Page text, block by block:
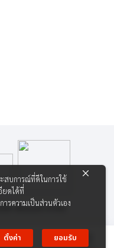
ง เซ็นเตอร์ จำกัด
สบการณ์ที่ดีในการใช้
ยดได้ที่
รความเป็นส่วนตัวเอง
ตั้งค่า
ยอมรับ